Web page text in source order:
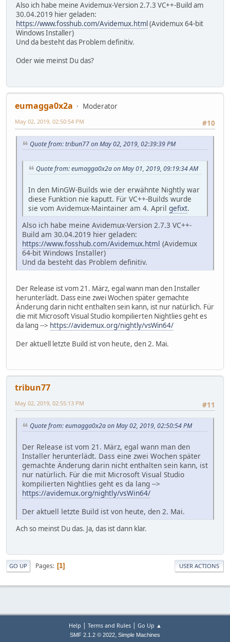
Also ich habe meine Avidemux-Version 2.7.3 VC++-Build am
30.04.2019 hier geladen:
https://www.fosshub.com/Avidemux.html (Avidemux 64-bit
Windows Installer)
Und da besteht das Problem definitiv.
Oder wie meinst Du das?
eumagga0x2a
Moderator
#10
May 02, 2019, 02:50:54 PM
Quote from: tribun77 on May 02, 2019, 02:39:39 PM
Quote from: eumagga0x2a on May 01, 2019, 09:19:34 AM
In den MinGW-Builds wie der erwähnte Nightly war
diese Funktion nie kaputt. Für VC++-Builds wurde
sie vom Avidemux-Maintainer am 4. April gefixt.
Also ich habe meine Avidemux-Version 2.7.3 VC++-
Build am 30.04.2019 hier geladen:
https://www.fosshub.com/Avidemux.html (Avidemux
64-bit Windows Installer)
Und da besteht das Problem definitiv.
Der Release ist vom 21. März, egal wann man den Installer
herunterlädt. Dass eine zwei Wochen später gemachte
Änderung darin nicht enthalten sein kann, ist nur natürlich. Für
die mit Microsoft Visual Studio kompilierten Nightlies geht es
da lang --> https://avidemux.org/nightly/vsWin64/
Der aktuell letzte Build ist von heute, den 2. Mai.
tribun77
#11
May 02, 2019, 02:55:13 PM
Quote from: eumagga0x2a on May 02, 2019, 02:50:54 PM
Der Release ist vom 21. März, egal wann man den
Installer herunterlädt. Dass eine zwei Wochen später
gemachte Änderung darin nicht enthalten sein kann, ist
nur natürlich. Für die mit Microsoft Visual Studio
kompilierten Nightlies geht es da lang -->
https://avidemux.org/nightly/vsWin64/
Der aktuell letzte Build ist von heute, den 2. Mai.
Ach so meinst Du das. Ja, das ist dann klar.
GO UP Pages 1 USER ACTIONS
Help | Terms and Rules| Go Up ▲
SMF 2.1.2 © 2022, Simple Machines